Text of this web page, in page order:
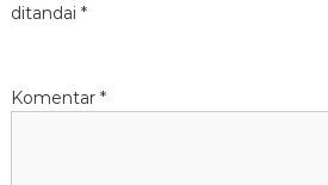
ditandai *
Komentar *